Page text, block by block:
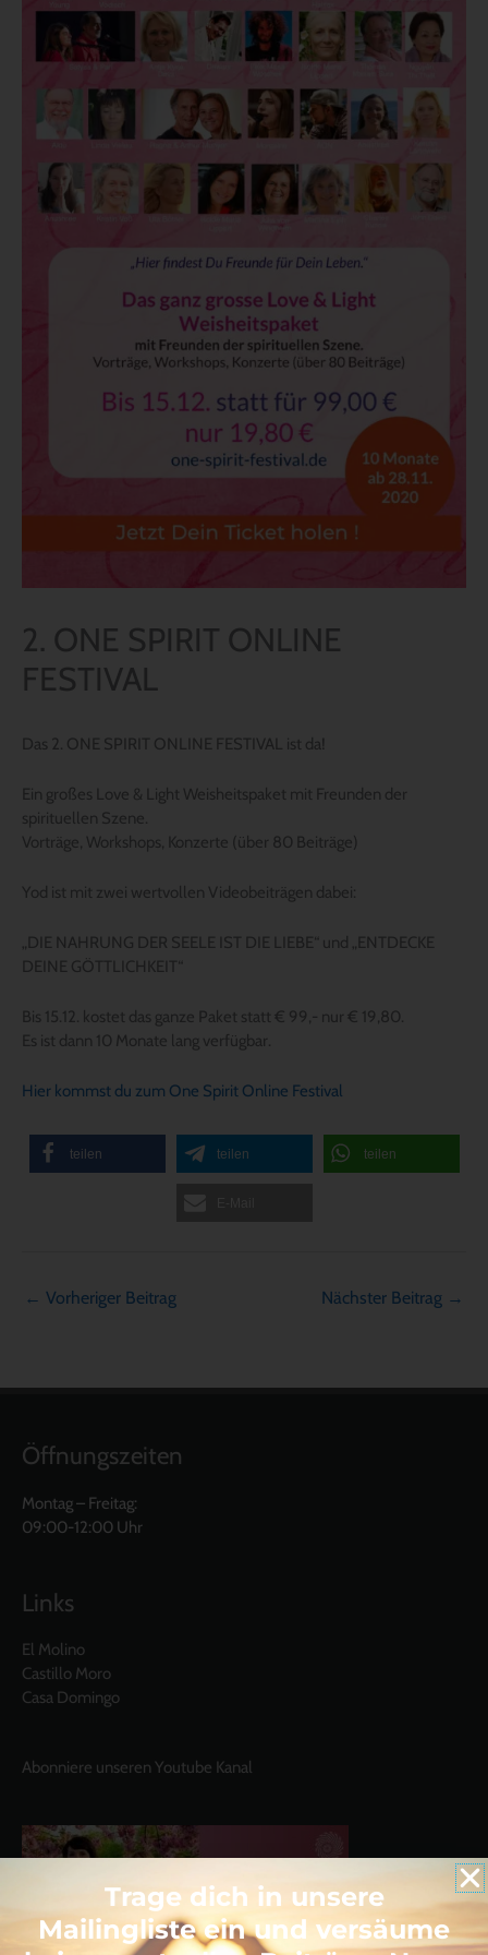
2. ONE SPIRIT ONLINE
FESTIVAL
Das 2. ONE SPIRIT ONLINE FESTIVAL ist da!
Ein großes Love & Light Weisheitspaket mit Freunden der
spirituellen Szene.
Vorträge, Workshops, Konzerte (über 80 Beiträge)
Yod ist mit zwei wertvollen Videobeiträgen dabei:
„DIE NAHRUNG DER SEELE IST DIE LIEBE“ und „ENTDECKE
DEINE GÖTTLICHKEIT“
Bis 15.12. kostet das ganze Paket statt € 99,- nur € 19,80.
Es ist dann 10 Monate lang verfügbar.
Hier kommst du zum One Spirit Online Festival
teilen teilen teilen
← Vorheriger Beitrag Nächster Beitrag →
Öffnungszeiten
Montag – Freitag:
09:00-12:00 Uhr
Links
El Molino
Castillo Moro
Casa Domingo
Abonniere unseren Youtube Kanal
Trage dich in unsere
Mailingliste ein und versäume